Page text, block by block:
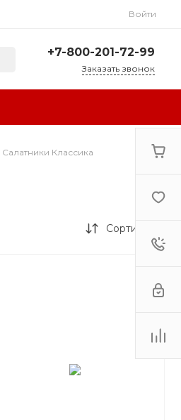
Войти
+7-800-201-72-99
Авиационная, 3А
Выходной
Заказать звонок
Салатники Классика
Сортировка